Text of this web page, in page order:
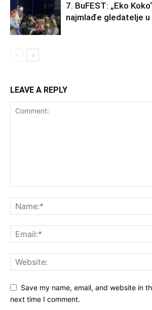
7. BuFEST: „Eko
najmlađe gledatelje u
LEAVE A REPLY
Save my name, email, and website in
next time I comment.